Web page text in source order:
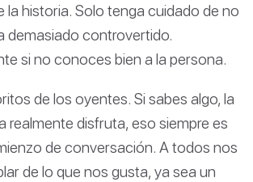
la historia. Solo tenga cuidado de no
demasiado controvertido.
si no conoces bien a la persona.
de los oyentes. Si sabes algo, la
realmente disfruta, eso siempre es
de conversación. A todos nos
de lo que nos gusta, ya sea un